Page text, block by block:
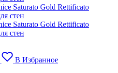
В Избранное